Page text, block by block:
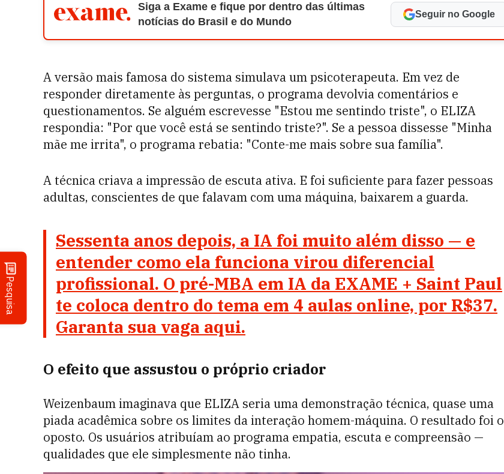
Pesquisa
Siga a Exame e fique por dentro das últimas
notícias do Brasil e do Mundo
Seguir no Google
A versão mais famosa do sistema simulava um psicoterapeuta. Em vez de
responder diretamente às perguntas, o programa devolvia comentários e
questionamentos. Se alguém escrevesse "Estou me sentindo triste", o ELIZA
respondia: "Por que você está se sentindo triste?". Se a pessoa dissesse "Minha
mãe me irrita", o programa rebatia: "Conte-me mais sobre sua família".
A técnica criava a impressão de escuta ativa. E foi suficiente para fazer pessoas
adultas, conscientes de que falavam com uma máquina, baixarem a guarda.
Sessenta anos depois, a IA foi muito além disso — e
entender como ela funciona virou diferencial
profissional. O pré-MBA em IA da EXAME + Saint Paul
te coloca dentro do tema em 4 aulas online, por R$37.
Garanta sua vaga aqui.
O efeito que assustou o próprio criador
Weizenbaum imaginava que ELIZA seria uma demonstração técnica, quase uma
piada acadêmica sobre os limites da interação homem-máquina. O resultado foi o
oposto. Os usuários atribuíam ao programa empatia, escuta e compreensão —
qualidades que ele simplesmente não tinha.